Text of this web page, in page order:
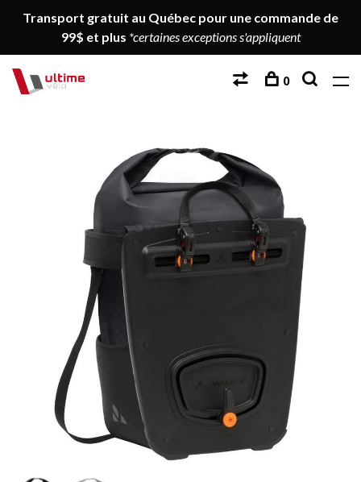
Transport gratuit au Québec pour une commande de
99$ et plus *certaines exceptions s'appliquent
0